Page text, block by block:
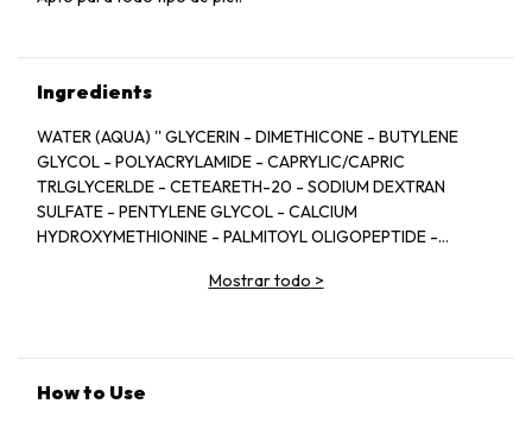
Ingredients
WATER (AQUA) '' GLYCERIN - DIMETHICONE - BUTYLENE
GLYCOL - POLYACRYLAMIDE - CAPRYLIC/CAPRIC
TRLGLYCERLDE - CETEARETH-20 - SODIUM DEXTRAN
SULFATE - PENTYLENE GLYCOL - CALCIUM
HYDROXYMETHIONINE - PALMITOYL OLIGOPEPTIDE -
ISODODECANE - CAPRYLYL GLYCOL - LAURETH-7 -
Mostrar todo >
How to Use